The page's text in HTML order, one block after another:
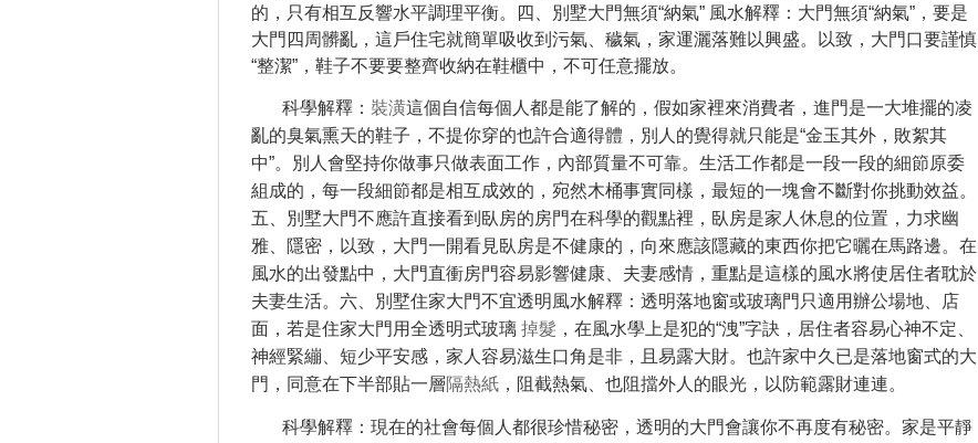
的，只有相互反響水平調理平衡。四、別墅大門無須“納氣” 風水解釋：大門無須“納氣”，要是
大門四周髒亂，這戶住宅就簡單吸收到污氣、穢氣，家運灑落難以興盛。以致，大門口要謹慎
“整潔”，鞋子不要要整齊收納在鞋櫃中，不可任意擺放。
科學解釋： 裝潢這個自信每個人都是能了解的，假如家裡來消費者，進門是一大堆擺的凌
亂的臭氣熏天的鞋子，不提你穿的也許合適得體，別人的覺得就只能是“金玉其外，敗絮其
中”。別人會堅持你做事只做表面工作，內部質量不可靠。生活工作都是一段一段的細節原委
組成的，每一段細節都是相互成效的，宛然木桶事實同樣，最短的一塊會不斷對你挑動效益。
五、別墅大門不應許直接看到臥房的房門在科學的觀點裡，臥房是家人休息的位置，力求幽
雅、隱密，以致，大門一開看見臥房是不健康的，向來應該隱藏的東西你把它曬在馬路邊。在
風水的出發點中，大門直衝房門容易影響健康、夫妻感情，重點是這樣的風水將使居住者耽於
夫妻生活。六、別墅住家大門不宜透明風水解釋：透明落地窗或玻璃門只適用辦公場地、店
面，若是住家大門用全透明式玻璃 掉髮 ，在風水學上是犯的“洩”字訣，居住者容​​易心神不定、
神經緊繃、短少平安感，家人容易​​滋生口角是非，且易露​​大財。也許家中久已是落地窗式的大
門，同意在下半部貼一層隔熱紙 ，阻截熱氣、也阻擋外人的眼光，以防範露財連連。
科學解釋：現在的社會每個人都很珍惜秘密，透明的大門會讓你不再度有秘密。家是平靜